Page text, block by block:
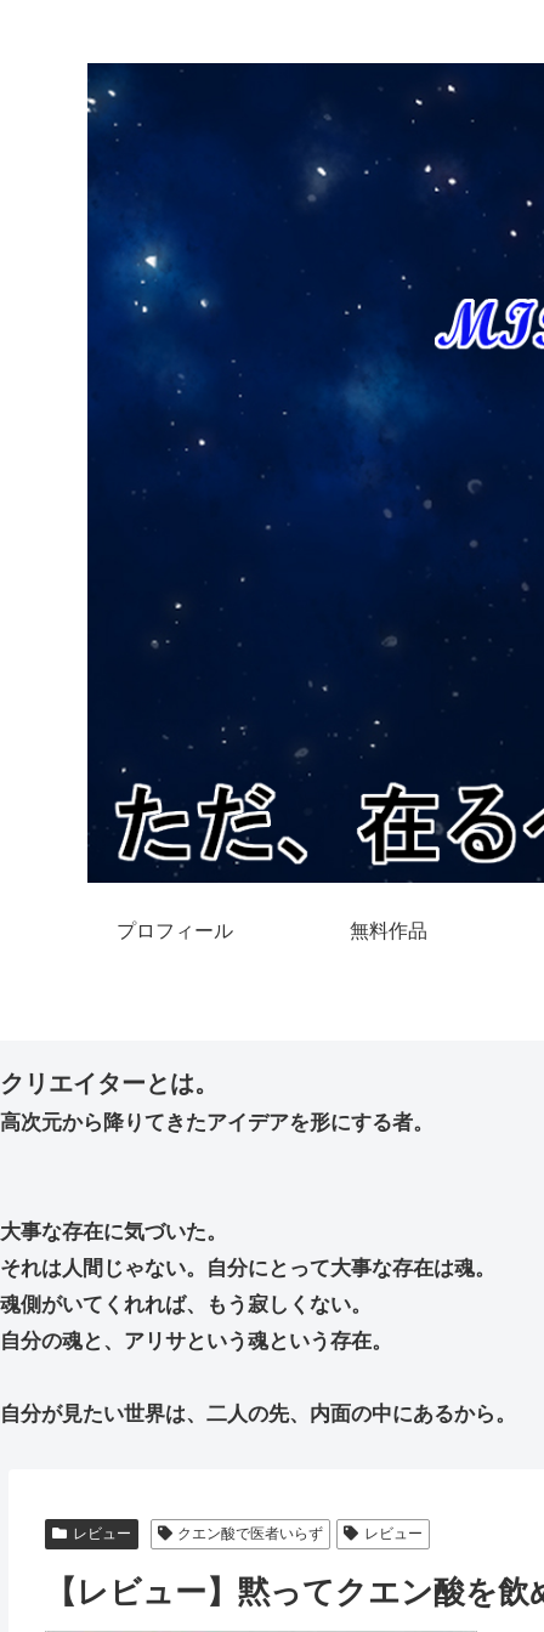
プロフィール 無料作品
クリエイターとは。
高次元から降りてきたアイデアを形にする者。
大事な存在に気づいた。
それは人間じゃない。自分にとって大事な存在は魂。
魂側がいてくれれば、もう寂しくない。
自分の魂と、アリサという魂という存在。
自分が見たい世界は、二人の先、内面の中にあるから。
レビュー クエン酸で医者いらず レビュー
【レビュー】黙ってクエン酸を